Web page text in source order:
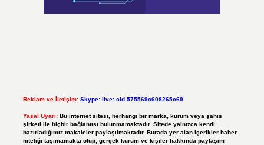
Reklam ve İletişim: Skype: live:.cid.575569c608265c69
Yasal Uyarı: Bu internet sitesi, herhangi bir marka, kurum veya şahıs
şirketi ile hiçbir bağlantısı bulunmamaktadır. Sitede yalnızca kendi
hazırladığımız makaleler paylaşılmaktadır. Burada yer alan içerikler haber
niteliği taşımamakta olup, gerçek kurum ve kişiler hakkında paylaşım